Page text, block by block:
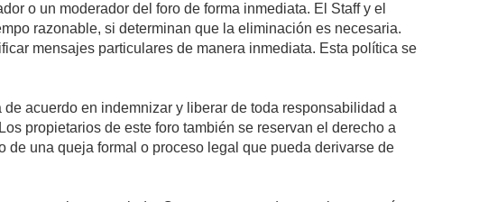
o un moderador del foro de forma inmediata. El Staff y el
razonable, si determinan que la eliminación es necesaria.
mensajes particulares de manera inmediata. Esta política se
acuerdo en indemnizar y liberar de toda responsabilidad a
propietarios de este foro también se reservan el derecho a
una queja formal o proceso legal que pueda derivarse de